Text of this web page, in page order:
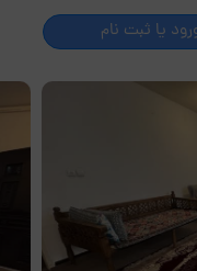
یا ثبت نام